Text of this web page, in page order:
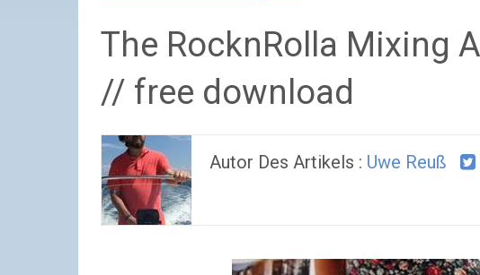
The RocknRolla Mixing
// free download
Autor Des Artikels : Uwe Reuß